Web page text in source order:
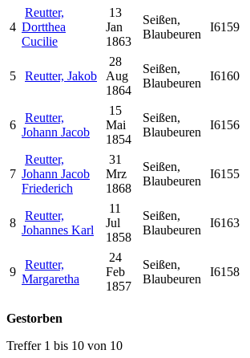
4
Reutter,
Dortthea
Cucilie
13
Jan
1863
Seißen,
Blaubeuren
I6159
5 Reutter, Jakob
28
Aug
1864
Seißen,
Blaubeuren
I6160
6
Reutter,
Johann Jacob
15
Mai
1854
Seißen,
Blaubeuren
I6156
7
Reutter,
Johann Jacob
Friederich
31
Mrz
1868
Seißen,
Blaubeuren
I6155
8
Reutter,
Johannes Karl
11
Jul
1858
Seißen,
Blaubeuren
I6163
9
Reutter,
Margaretha
24
Feb
1857
Seißen,
Blaubeuren
I6158
Gestorben
Treffer 1 bis 10 von 10